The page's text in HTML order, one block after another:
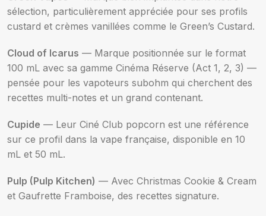
sélection, particulièrement appréciée pour ses profils
custard et crèmes vanillées comme le Green’s Custard.
Cloud of Icarus — Marque positionnée sur le format
100 mL avec sa gamme Cinéma Réserve (Act 1, 2, 3) —
pensée pour les vapoteurs subohm qui cherchent des
recettes multi-notes et un grand contenant.
Cupide — Leur Ciné Club popcorn est une référence
sur ce profil dans la vape française, disponible en 10
mL et 50 mL.
Pulp (Pulp Kitchen) — Avec Christmas Cookie & Cream
et Gaufrette Framboise, des recettes signature.